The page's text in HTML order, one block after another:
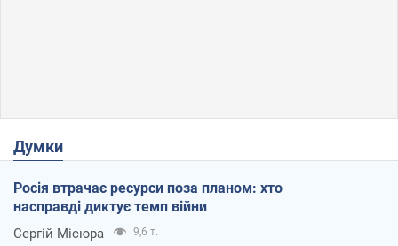
Думки
Росія втрачає ресурси поза планом: хто
насправді диктує темп війни
Сергій Місюра 9,6 т.